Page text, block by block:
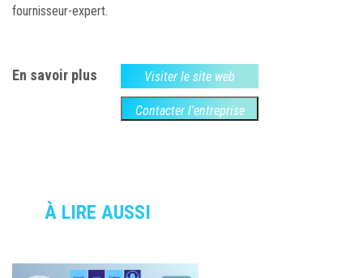
fournisseur-expert.
En savoir plus Visiter le site web
Contacter l'entreprise
À LIRE AUSSI